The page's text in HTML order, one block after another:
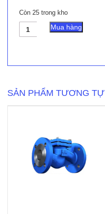
Còn 25 trong kho
Van
Điện
08-
NC
Mua hàng
SẢN PHẨM TƯƠNG TỰ